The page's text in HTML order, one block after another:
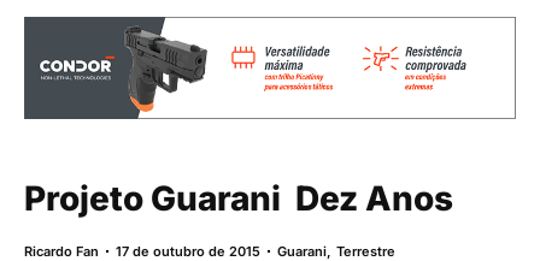
Projeto Guarani  Dez Anos
Ricardo Fan 17 de outubro de 2015 Guarani,Terrestre